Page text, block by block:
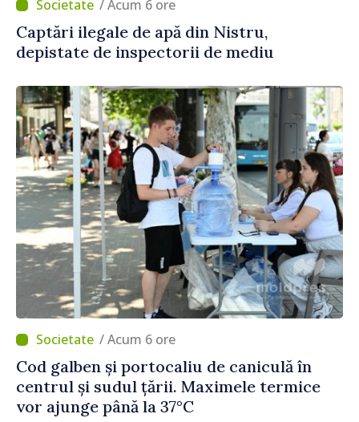
/ Acum 6 ore
Captări ilegale de apă din Nistru,
depistate de inspectorii de mediu
/ Acum 6 ore
Cod galben și portocaliu de caniculă în
centrul și sudul țării. Maximele termice
vor ajunge până la 37°C